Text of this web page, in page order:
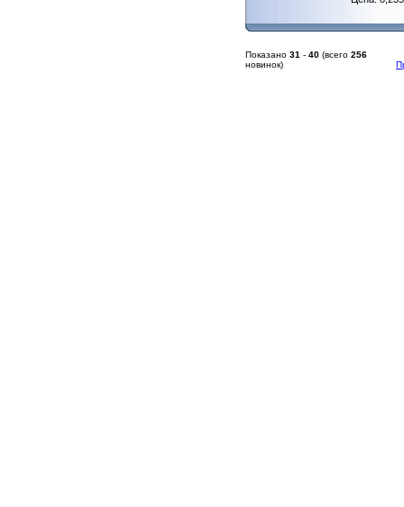
Показано 31 - 40 (всего 256
новинок)